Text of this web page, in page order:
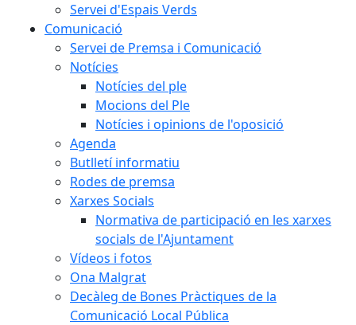
Servei d'Espais Verds
Comunicació
Servei de Premsa i Comunicació
Notícies
Notícies del ple
Mocions del Ple
Notícies i opinions de l'oposició
Agenda
Butlletí informatiu
Rodes de premsa
Xarxes Socials
Normativa de participació en les xarxes
socials de l'Ajuntament
Vídeos i fotos
Ona Malgrat
Decàleg de Bones Pràctiques de la
Comunicació Local Pública